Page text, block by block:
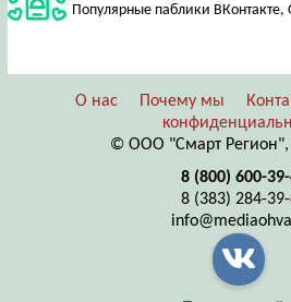
Популярные паблики ВКонтакте,
О нас Почему мы
© ООО "Смарт Регион",
8 (800) 600-
8 (383) 284-